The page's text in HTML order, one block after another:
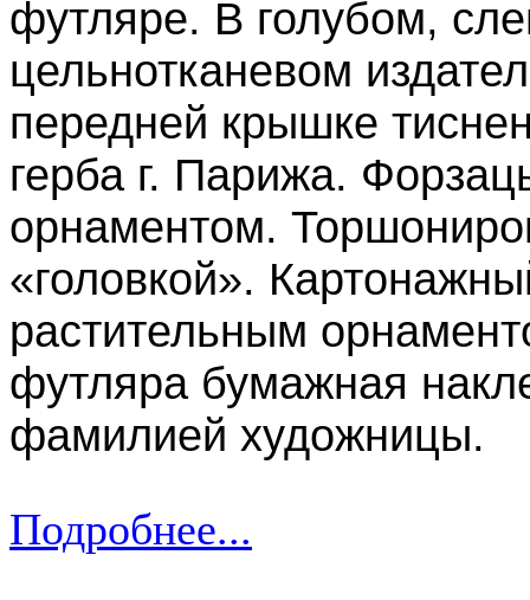
футляре. В голубом,
цельнотканевом
передней крышке
герба г. Парижа.
орнаментом.
«головкой».
растительным
футляра бумажная
фамилией художницы.
Подробнее...